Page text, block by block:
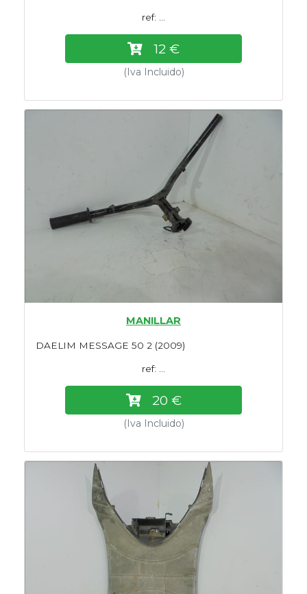
ref: ...
12 €
(Iva Incluido)
MANILLAR
DAELIM MESSAGE 50 2 (2009)
ref: ...
20 €
(Iva Incluido)